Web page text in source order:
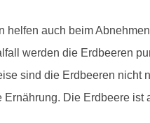
auch beim
werden die Erdbeeren
sind die Erdbeeren nicht
Die Erdbeere ist